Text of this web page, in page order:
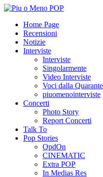
Home Page
Recensioni
Notizie
Interviste
Interviste
Singolarmente
Video Interviste
Voci dalla
piuomenointerviste
Concerti
Photo Story
Report Concerti
Talk To
Pop Stories
QpdOn
CINEMATIC
Extra POP
In Medias Res